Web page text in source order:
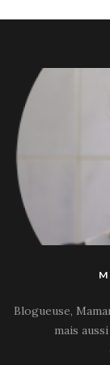
Blogueuse,
mais